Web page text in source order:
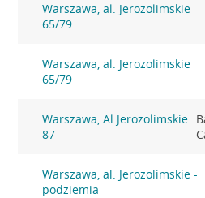
Warszawa, al. Jerozolimskie
65/79
Warszawa, al. Jerozolimskie
65/79
Warszawa, Al.Jerozolimskie
87
Warszawa, al. Jerozolimskie -
podziemia